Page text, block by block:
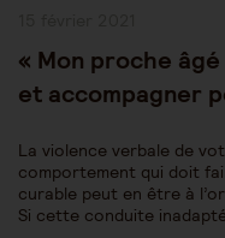
« Mon proche
et accompagner
La violence verbale de
comportement qui doit
curable peut en être à
Si cette conduite